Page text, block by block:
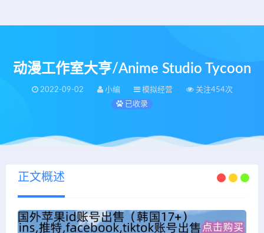
动漫工作室大亨/Anime Studio Tycoon
2022-09-02 小编 模拟经营
关注454次
已收录
正文概述